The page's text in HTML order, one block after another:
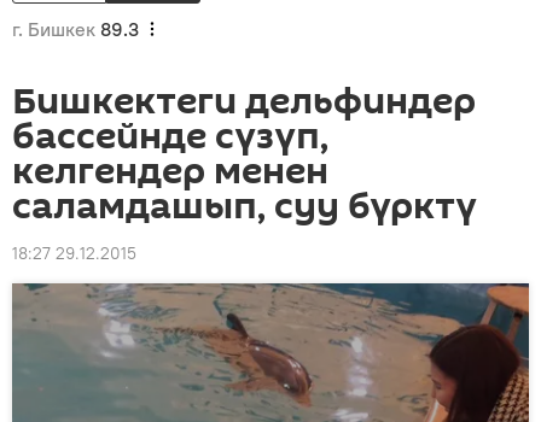
г. Бишкек 89.3
Бишкектеги дельфиндер
бассейнде сүзүп,
келгендер менен
саламдашып, суу бүрктү
18:27 29.12.2015